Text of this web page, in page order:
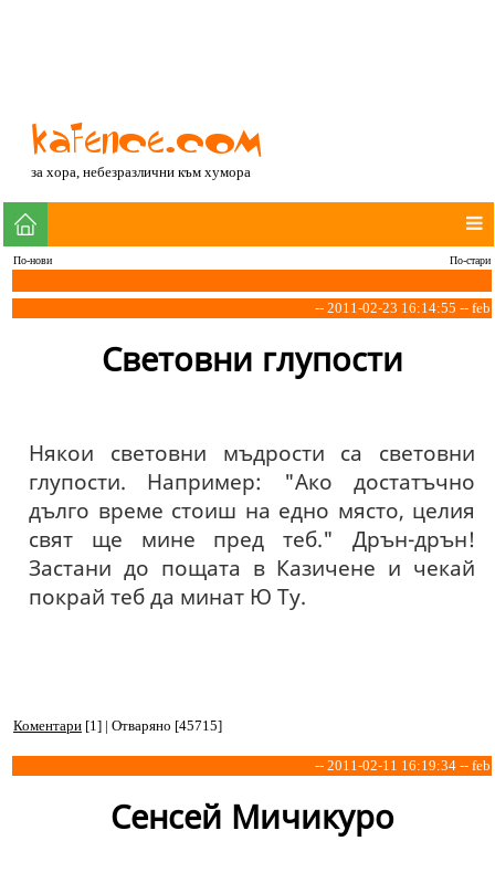
за хора, небезразлични към хумора
По-нови По-стари
-- 2011-02-23 16:14:55 -- feb
Световни глупости
Някои световни мъдрости са световни
глупости. Например: "Ако достатъчно
дълго време стоиш на едно място, целия
свят ще мине пред теб." Дрън-дрън!
Застани до пощата в Казичене и чекай
покрай теб да минат Ю Ту.
Коментари [1] | Отваряно [45715]
-- 2011-02-11 16:19:34 -- feb
Сенсей Мичикуро